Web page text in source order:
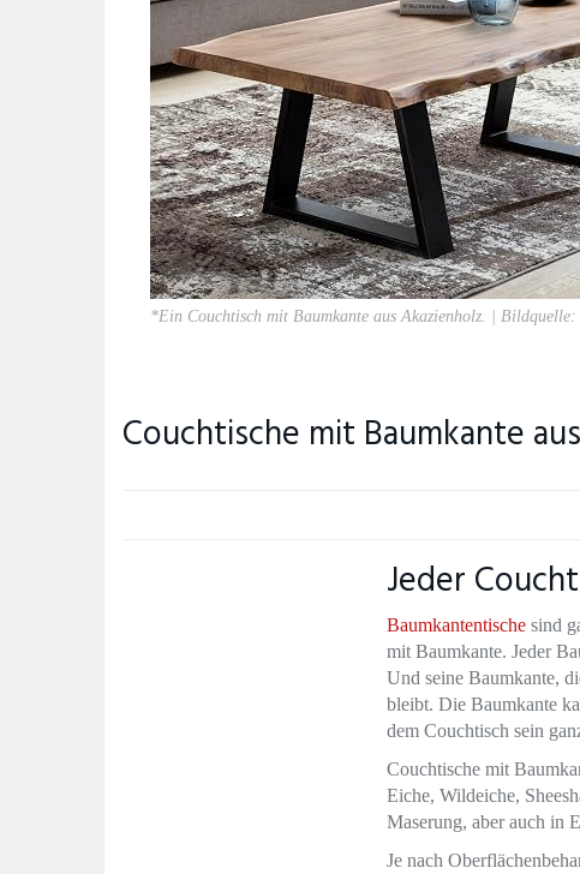
*Ein Couchtisch mit Baumkante aus Akazienholz. | Bildquelle:
Couchtische mit Baumkante
Jeder
Baumkantentische sind
mit Baumkante. Jeder
Und seine Baumkante,
bleibt. Die Baumkante
dem Couchtisch sein
Couchtische mit
Eiche, Wildeiche,
Maserung, aber auch in
Je nach